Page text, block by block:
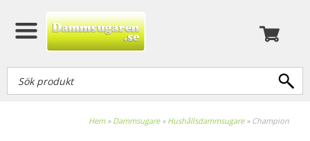
Hem» Dammsugare» Hushållsdammsugare» Champion